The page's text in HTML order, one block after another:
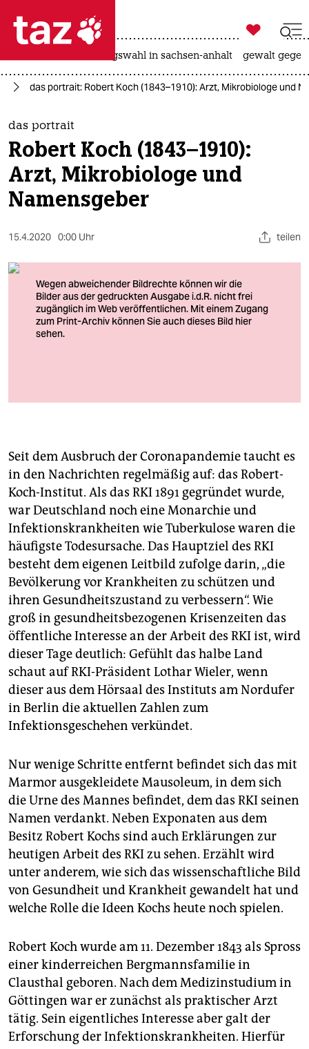
 taz zahl ich
taz zahl ich
themen
politik
öko
sport
berlin
nord
verlag
veranstaltungen
shop
fragen & hilfe
unterstützen
abo
genossenschaft
epaper login

taz zahl ich
landtagswahl in sachsen-anhalt gewalt
das portrait: Robert Koch (1843–1910): Arzt, Mikrobiologe und
das portrait
Robert Koch (1843–1910):
Arzt, Mikrobiologe und
Namensgeber
15.4.2020 0:00 Uhr teilen
Seit dem Ausbruch der Coronapandemie taucht es
in den Nachrichten regelmäßig auf: das Robert-
Koch-Institut. Als das RKI 1891 gegründet wurde,
war Deutschland noch eine Monarchie und
Infektionskrankheiten wie Tuberkulose waren die
häufigste Todesursache. Das Hauptziel des RKI
besteht dem eigenen Leitbild zufolge darin, „die
Bevöl­ke­rung vor Krank­heiten zu schützen und
ihren Gesundheits­zu­stand zu verbessern“. Wie
groß in gesundheitsbezogenen Krisenzeiten das
öffentliche Interesse an der Arbeit des RKI ist, wird
dieser Tage deutlich: Gefühlt das halbe Land
schaut auf RKI-Präsident Lothar Wieler, wenn
dieser aus dem Hörsaal des Instituts am Nordufer
in Berlin die aktuellen Zahlen zum
Infektionsgeschehen verkündet.
Nur wenige Schritte entfernt befindet sich das mit
Marmor ausgekleidete Mausoleum, in dem sich
die Urne des Mannes befindet, dem das RKI seinen
Namen verdankt. Neben Exponaten aus dem
Besitz Robert Kochs sind auch Erklärungen zur
heutigen Arbeit des RKI zu sehen. Erzählt wird
unter anderem, wie sich das wissenschaftliche Bild
von Gesundheit und Krankheit gewandelt hat und
welche Rolle die Ideen Kochs heute noch spielen.
Robert Koch wurde am 11. Dezember 1843 als Spross
einer kinderreichen Bergmannsfamilie in
Clausthal geboren. Nach dem Medizinstudium in
Göttingen war er zunächst als praktischer Arzt
tätig. Sein eigentliches Interesse aber galt der
Erforschung der Infektionskrankheiten. Hierfür